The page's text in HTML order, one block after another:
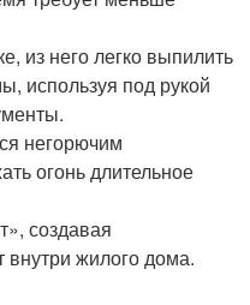
из него легко выпилить
используя под рукой
негорючим
огонь длительное
создавая
внутри жилого дома.